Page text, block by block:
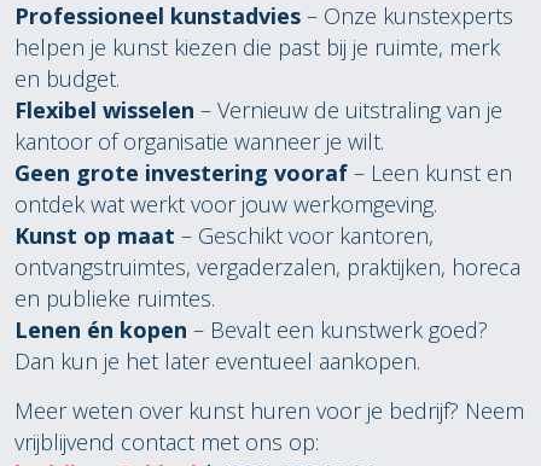
Professioneel kunstadvies – Onze kunstexperts
helpen je kunst kiezen die past bij je ruimte, merk
en budget.
Flexibel wisselen – Vernieuw de uitstraling van je
kantoor of organisatie wanneer je wilt.
Geen grote investering vooraf – Leen kunst en
ontdek wat werkt voor jouw werkomgeving.
Kunst op maat – Geschikt voor kantoren,
ontvangstruimtes, vergaderzalen, praktijken, horeca
en publieke ruimtes.
Lenen én kopen – Bevalt een kunstwerk goed?
Dan kun je het later eventueel aankopen.
Meer weten over kunst huren voor je bedrijf? Neem
vrijblijvend contact met ons op: